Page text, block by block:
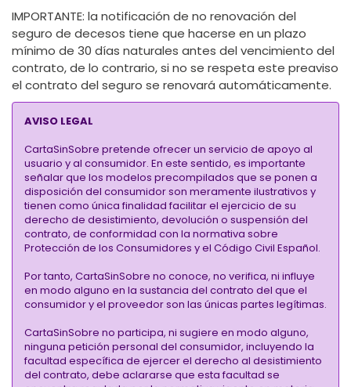
IMPORTANTE: la notificación de no renovación del
seguro de decesos tiene que hacerse en un plazo
mínimo de 30 días naturales antes del vencimiento del
contrato, de lo contrario, si no se respeta este preaviso
el contrato del seguro se renovará automáticamente.
AVISO LEGAL
CartaSinSobre pretende ofrecer un servicio de apoyo al
usuario y al consumidor. En este sentido, es importante
señalar que los modelos precompilados que se ponen a
disposición del consumidor son meramente ilustrativos y
tienen como única finalidad facilitar el ejercicio de su
derecho de desistimiento, devolución o suspensión del
contrato, de conformidad con la normativa sobre
Protección de los Consumidores y el Código Civil Español.
Por tanto, CartaSinSobre no conoce, no verifica, ni influye
en modo alguno en la sustancia del contrato del que el
consumidor y el proveedor son las únicas partes legítimas.
CartaSinSobre no participa, ni sugiere en modo alguno,
ninguna petición personal del consumidor, incluyendo la
facultad específica de ejercer el derecho al desistimiento
del contrato, debe aclararse que esta facultad se